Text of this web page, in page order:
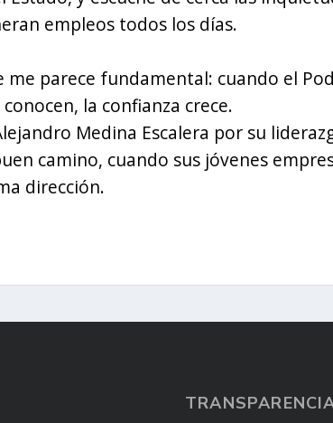
empleos todos los días.
me parece fundamental: cuando el
la confianza crece.
Medina Escalera por su
camino, cuando sus jóvenes
dirección.